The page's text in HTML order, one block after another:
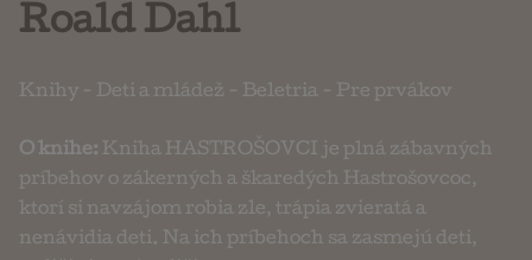
Roald Dahl
Knihy - Deti a mládež - Beletria - Pre prvákov
O knihe: Kniha HASTROŠOVCI je plná zábavných
príbehov o zákerných a škaredých Hastrošovcoc,
ktorí si navzájom robia zle, trápia zvieratá a
nenávidia deti. Na ich príbehoch sa zasmejú deti,